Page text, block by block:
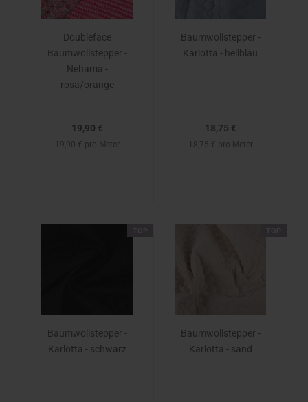
Doubleface
Baumwollstepper -
Nehama -
rosa/orange
19,90 €
19,90 € pro Meter
Baumwollstepper -
Karlotta - hellblau
18,75 €
18,75 € pro Meter
Baumwollstepper -
Karlotta - schwarz
Baumwollstepper -
Karlotta - sand